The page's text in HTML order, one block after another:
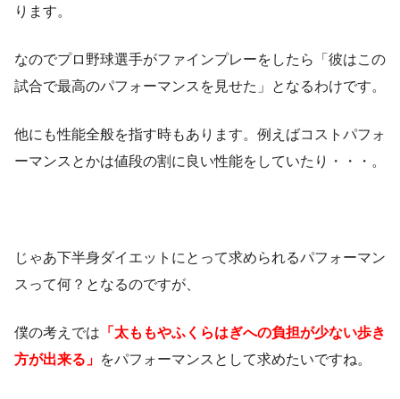
ります。
なのでプロ野球選手がファインプレーをしたら「彼はこの
試合で最高のパフォーマンスを見せた」となるわけです。
他にも性能全般を指す時もあります。例えばコストパフォ
ーマンスとかは値段の割に良い性能をしていたり・・・。
じゃあ下半身ダイエットにとって求められるパフォーマン
スって何？となるのですが、
僕の考えでは 「太ももやふくらはぎへの負担が少ない歩き
方が出来る」 をパフォーマンスとして求めたいですね。